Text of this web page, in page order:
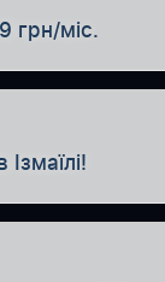
грн/міс.